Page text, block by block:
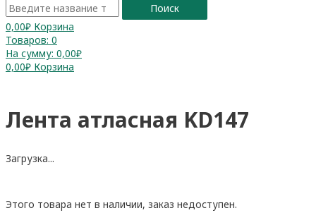
Поиск
0,00₽ Корзина
Товаров: 0
На сумму: 0,00₽
0,00₽ Корзина
Лента атласная KD147
Загрузка...
Этого товара нет в наличии, заказ недоступен.